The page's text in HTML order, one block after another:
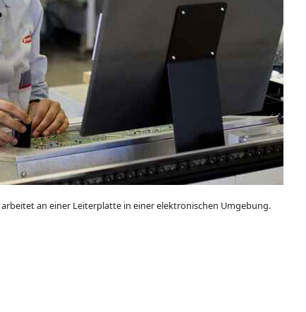
an einer Leiterplatte in einer elektronischen Umgebung.